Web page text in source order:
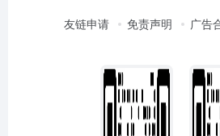
友链申请 免责声明 广告